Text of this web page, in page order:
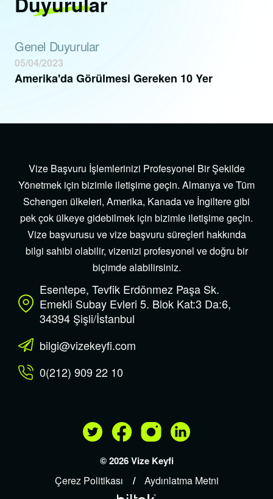
Genel Duyurular
Amerika'da Görülmesi Gereken 10 Yer
05/04/2023
Esentepe, Tevfik Erdönmez Paşa Sk.
Emekli Subay Evleri 5. Blok Kat:3 Da:6,
34394 Şişli/İstanbul
bilgi@vizekeyfi.com
0(212) 909 22 10
Vize Başvuru İşlemlerinizi Profesyonel Bir Şekilde
Yönetmek için bizimle iletişime geçin. Almanya ve Tüm
Schengen ülkeleri, Amerika, Kanada ve İngiltere gibi
pek çok ülkeye gidebilmek için bizimle iletişime geçin.
Vize başvurusu ve vize başvuru süreçleri hakkında
bilgi sahibi olabilir, vizenizi profesyonel ve doğru bir
biçimde alabilirsiniz.
© 2026 Vize Keyfi
Çerez Politikası Aydınlatma Metni